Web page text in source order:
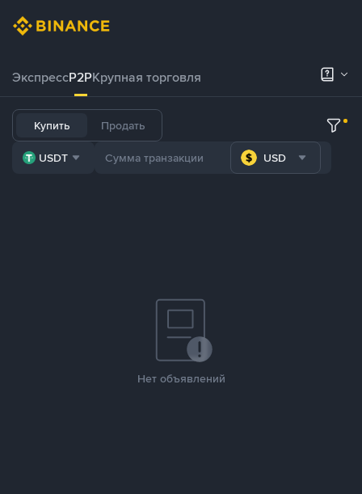
ЭкспрессP2PКрупная торговля
Купить Продать
USDT USD
Нет объявлений